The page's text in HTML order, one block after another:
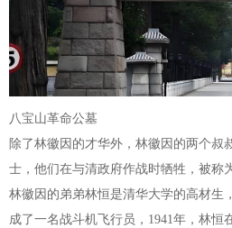
八宝山革命公墓
除了林徽因的才华外，林徽因的两个叔
士，他们在与清政府作战时牺牲，被称
林徽因的弟弟林恒是清华大学的高材生
成了一名战斗机飞行员，1941年，林恒